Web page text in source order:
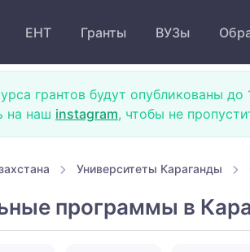
ЕНТ Гранты ВУЗы
грантов будут опубликованы до
на наш instagram, чтобы не
Университеты Караганды
программы в